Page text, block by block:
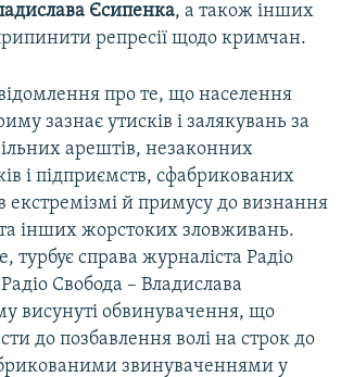
Єсипенка, а також інших
репресії щодо кримчан.
про те, що населення
зазнає утисків і залякувань за
арештів, незаконних
і підприємств, сфабрикованих
екстремізмі й примусу до визнання
інших жорстоких зловживань.
турбує справа журналіста Радіо
Свобода – Владислава
висунуті обвинувачення, що
до позбавлення волі на строк до
звинуваченнями у